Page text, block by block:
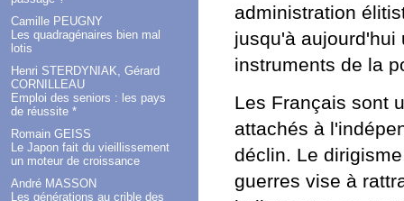
Camille PEUGNY
Les quadragénaires bien mal
lotis
Henri STERDYNIAK, Gérard
CORNILLEAU
Emploi des seniors : les pays
de réussite *
Romain GEISS
Le Japon fait du vieillissement
un moteur de croissance
André MASSON
Les générations au crible des
administration
jusqu'à
instruments de la
Les Français sont
attachés à
déclin. Le
guerres vise à